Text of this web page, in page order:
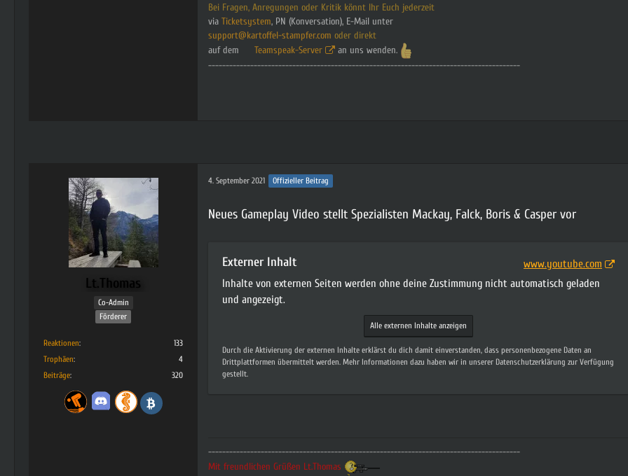
Bei Fragen, Anregungen oder Kritik könnt Ihr Euch jederzeit
via Ticketsystem, PN (Konversation), E-Mail unter
support@kartoffel-stampfer.com oder direkt
auf dem
Teamspeak-Server
an uns wenden.
-----------------------------------------------------------------------------------------
Lt.Thomas
Co-Admin
Förderer
Reaktionen
133
Trophäen
4
Beiträge
320
4. September 2021 Offizieller Beitrag
Neues Gameplay Video stellt Spezialisten Mackay, Falck, Boris & Casper vor
Externer Inhalt
www.youtube.com
Inhalte von externen Seiten werden ohne deine Zustimmung nicht automatisch geladen
und angezeigt.
Alle externen Inhalte anzeigen
Durch die Aktivierung der externen Inhalte erklärst du dich damit einverstanden, dass personenbezogene Daten an
Drittplattformen übermittelt werden. Mehr Informationen dazu haben wir in unserer Datenschutzerklärung zur Verfügung
gestellt.
-----------------------------------------------------------------------------------------
Mit freundlichen Grüßen Lt.Thomas